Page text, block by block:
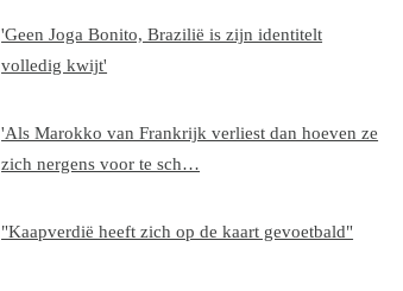
'Geen Joga Bonito, Brazilië is zijn identitelt
volledig kwijt'
'Als Marokko van Frankrijk verliest dan hoeven ze
zich nergens voor te sch…
"Kaapverdië heeft zich op de kaart gevoetbald"